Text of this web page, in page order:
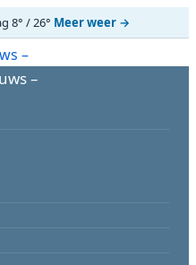
8° / 26° Meer weer →